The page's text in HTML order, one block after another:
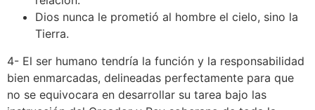
Dios nunca le prometió al hombre el cielo, sino la
Tierra.
4- El ser humano tendría la función y la responsabilidad
bien enmarcadas, delineadas perfectamente para que
no se equivocara en desarrollar su tarea bajo las